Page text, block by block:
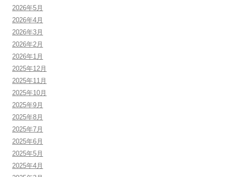
2026年5月
2026年4月
2026年3月
2026年2月
2026年1月
2025年12月
2025年11月
2025年10月
2025年9月
2025年8月
2025年7月
2025年6月
2025年5月
2025年4月